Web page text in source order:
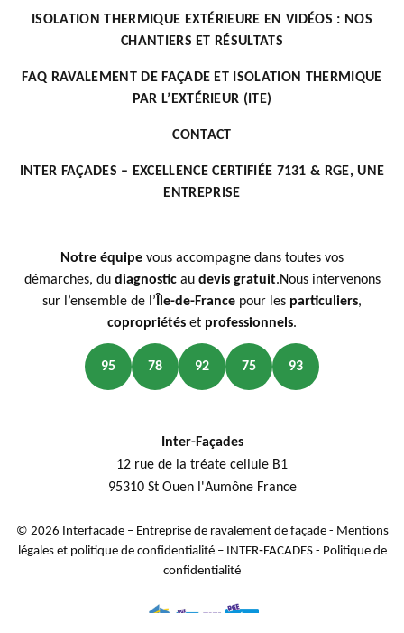
ISOLATION THERMIQUE EXTÉRIEURE EN VIDÉOS : NOS
CHANTIERS ET RÉSULTATS
FAQ RAVALEMENT DE FAÇADE ET ISOLATION THERMIQUE
PAR L’EXTÉRIEUR (ITE)
CONTACT
INTER FAÇADES – EXCELLENCE CERTIFIÉE 7131 & RGE, UNE
ENTREPRISE
Notre équipe vous accompagne dans toutes vos
démarches, du diagnostic au devis gratuit.Nous intervenons
sur l’ensemble de l’ Île-de-France pour les particuliers,
copropriétés et professionnels.
95 78 92 75 93
Inter-Façades
12 rue de la tréate cellule B1
95310 St Ouen l'Aumône France
© 2026 Interfacade – Entreprise de ravalement de façade - Mentions
légales et politique de confidentialité – INTER‑FACADES- Politique de
confidentialité